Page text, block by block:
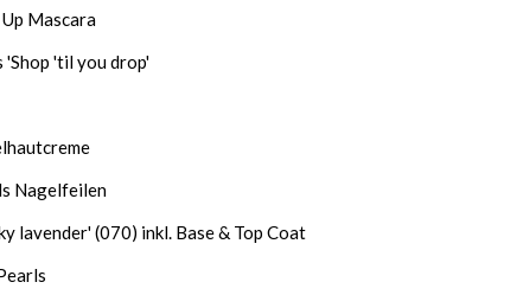
Mascara
'Shop 'til you drop'
Nagelfeilen
lavender' (070) inkl. Base & Top Coat